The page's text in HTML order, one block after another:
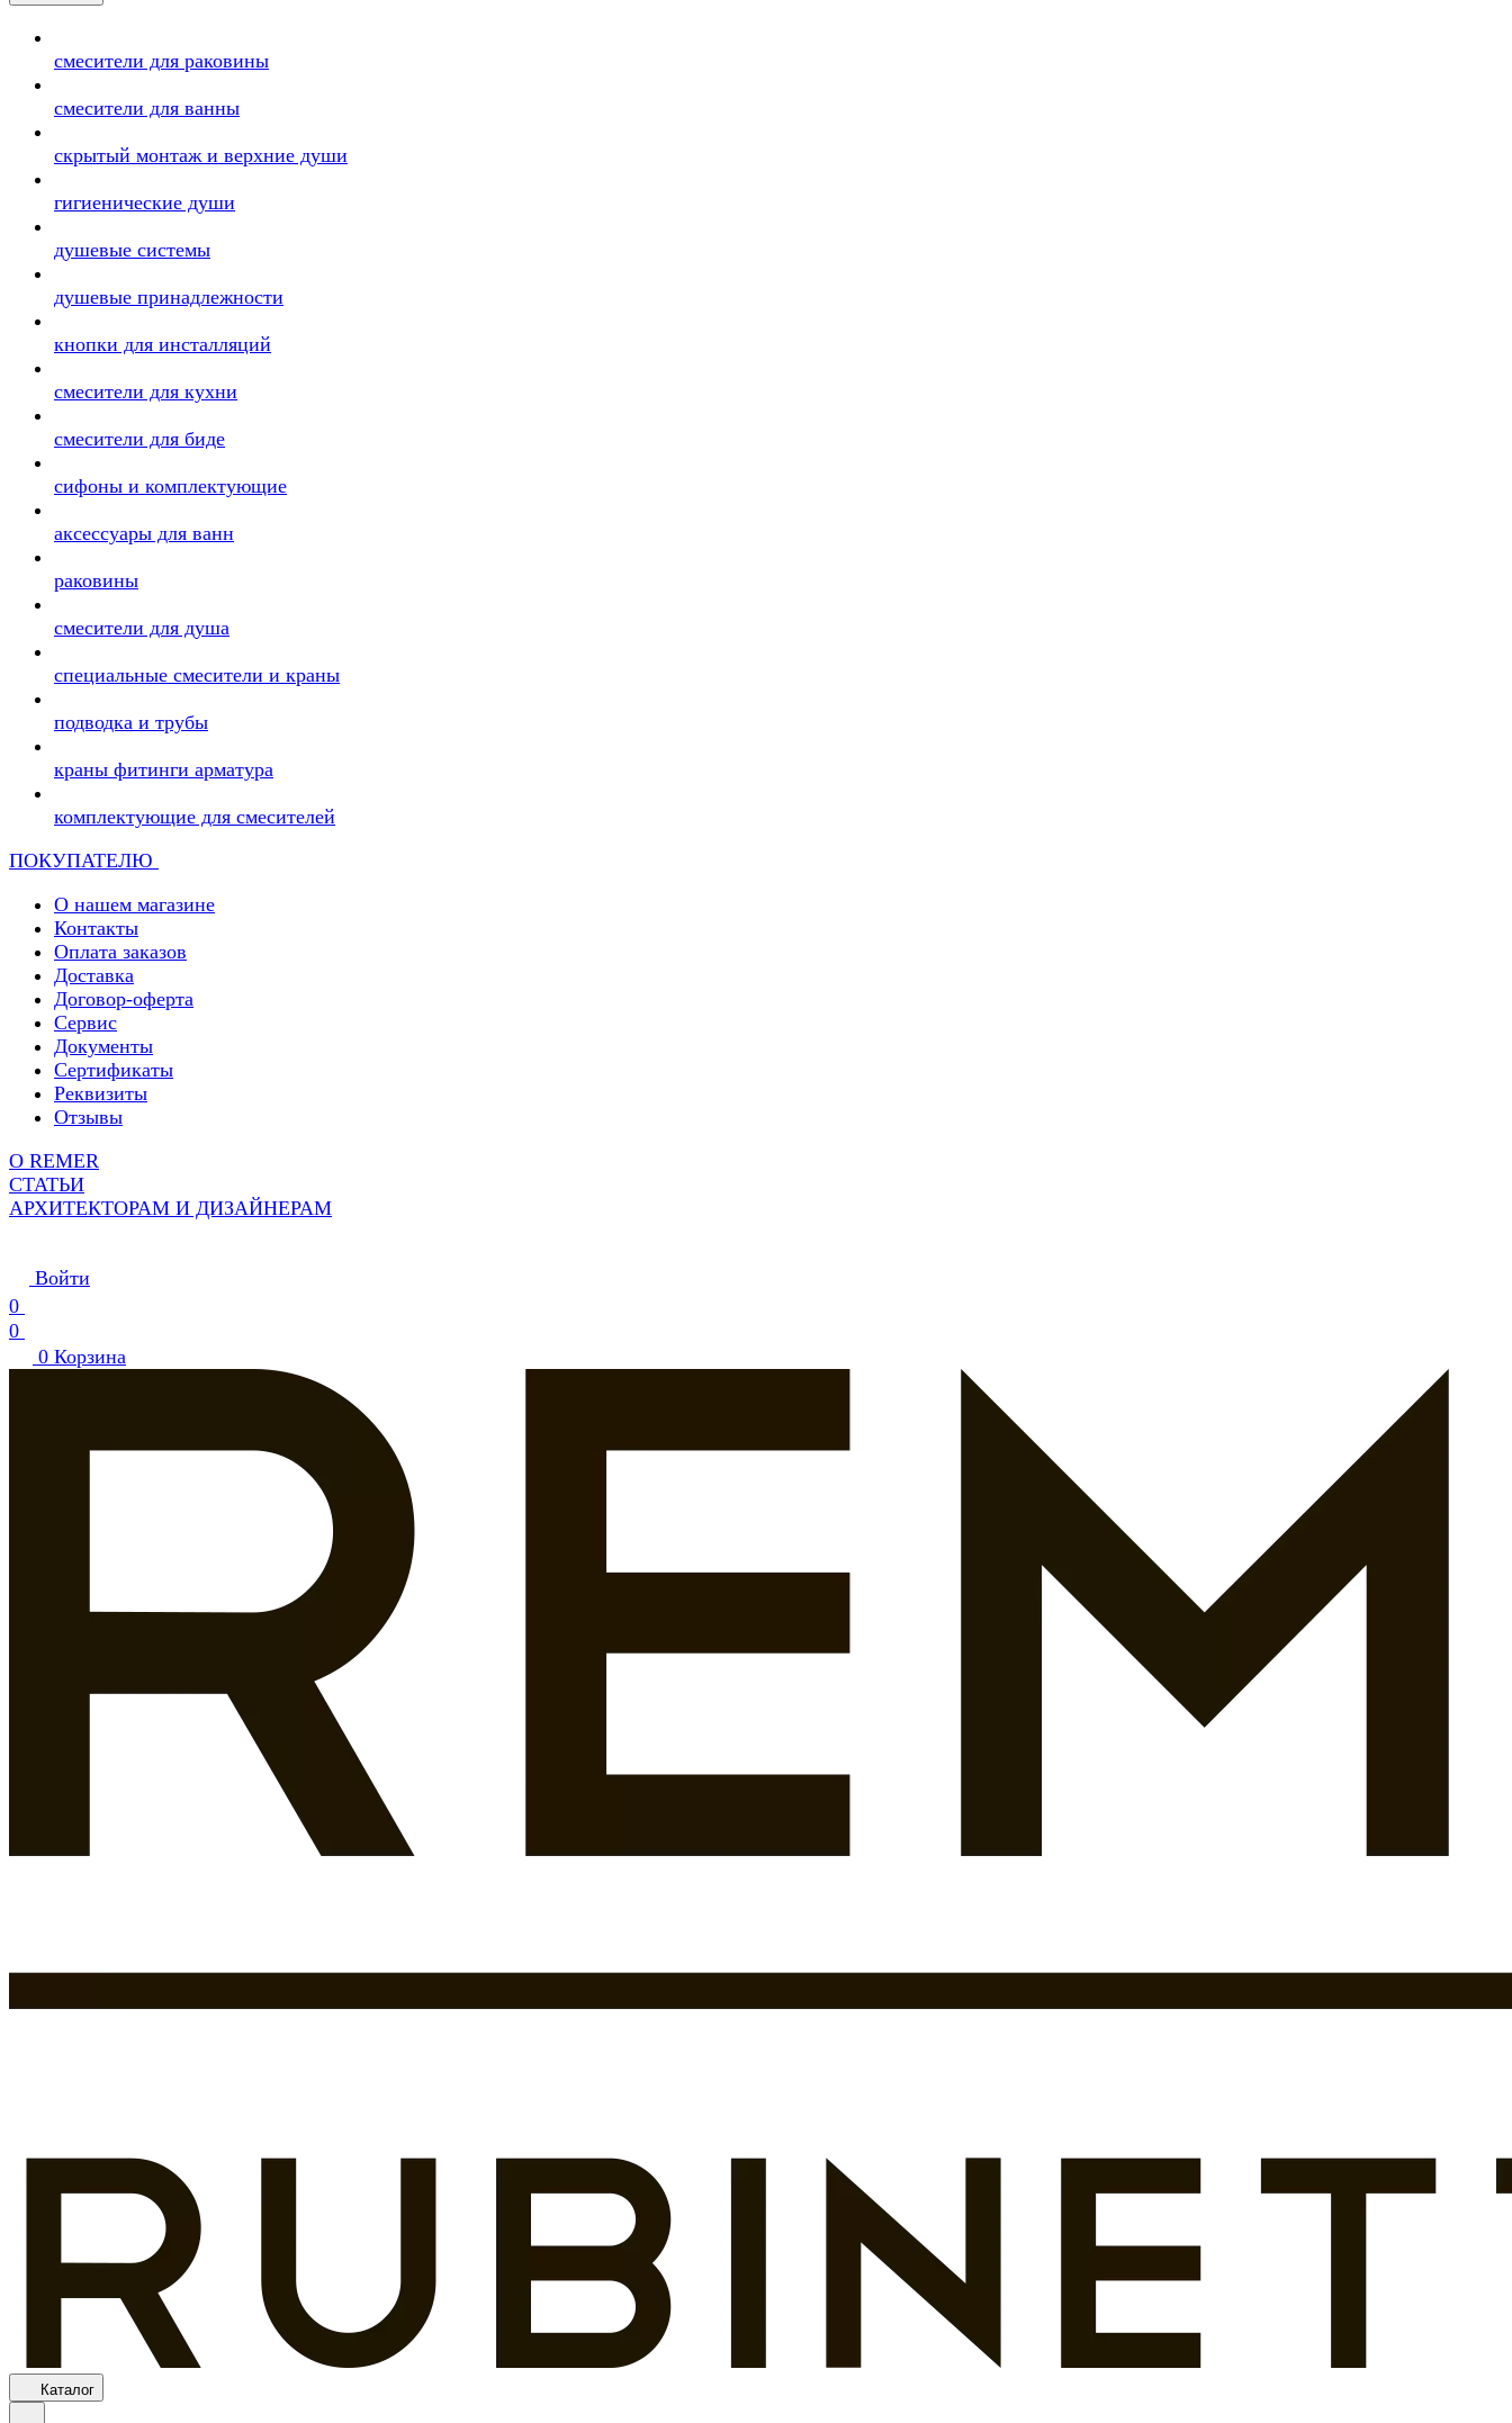
смесители для раковины
смесители для ванны
скрытый монтаж и верхние души
гигиенические души
душевые системы
душевые принадлежности
кнопки для инсталляций
смесители для кухни
смесители для биде
сифоны и комплектующие
аксессуары для ванн
раковины
смесители для душа
специальные смесители и краны
подводка и трубы
краны фитинги арматура
комплектующие для смесителей
ПОКУПАТЕЛЮ
О нашем магазине
Контакты
Оплата заказов
Доставка
Договор-оферта
Сервис
Документы
Сертификаты
Реквизиты
Отзывы
О REMER
СТАТЬИ
АРХИТЕКТОРАМ И ДИЗАЙНЕРАМ
Войти
0
0
0 Корзина
Каталог